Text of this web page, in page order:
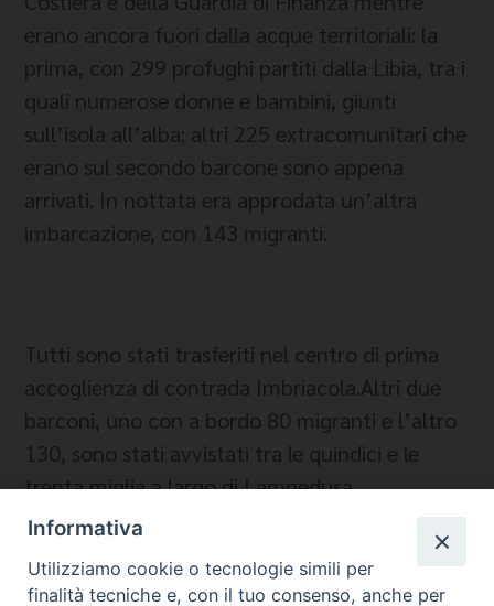
erano ancora fuori dalla acque territoriali: la
prima, con 299 profughi partiti dalla Libia, tra i
quali numerose donne e bambini, giunti
sull’isola all’alba; altri 225 extracomunitari che
erano sul secondo barcone sono appena
arrivati. In nottata era approdata un’altra
imbarcazione, con 143 migranti.
Tutti sono stati trasferiti nel centro di prima
accoglienza di contrada Imbriacola.Altri due
barconi, uno con a bordo 80 migranti e l’altro
130, sono stati avvistati tra le quindici e le
trenta miglia a largo di Lampedusa
Informativa
Utilizziamo cookie o tecnologie simili per
finalità tecniche e, con il tuo consenso, anche per